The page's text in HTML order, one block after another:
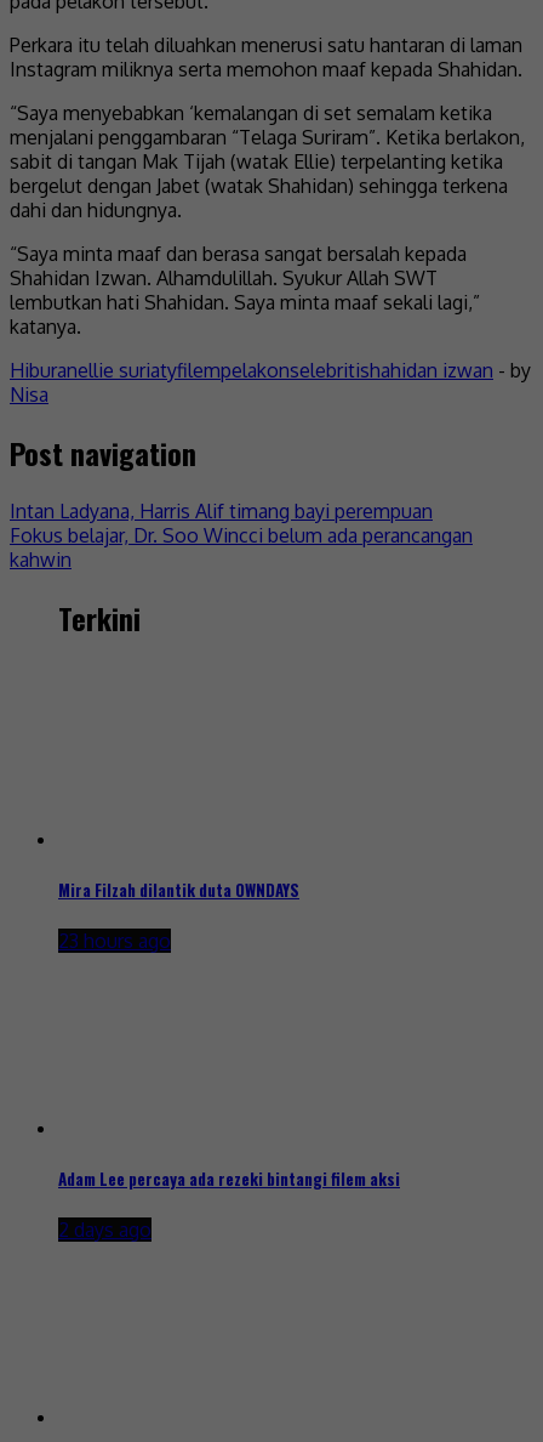
Perkara itu telah diluahkan menerusi satu hantaran di laman
Instagram miliknya serta memohon maaf kepada Shahidan.
“Saya menyebabkan ‘kemalangan di set semalam ketika
menjalani penggambaran “Telaga Suriram”. Ketika berlakon,
sabit di tangan Mak Tijah (watak Ellie) terpelanting ketika
bergelut dengan Jabet (watak Shahidan) sehingga terkena
dahi dan hidungnya.
“Saya minta maaf dan berasa sangat bersalah kepada
Shahidan Izwan. Alhamdulillah. Syukur Allah SWT
lembutkan hati Shahidan. Saya minta maaf sekali lagi,”
katanya.
Hiburanellie suriatyfilempelakonselebritishahidan izwan - by
Nisa
Post navigation
Intan Ladyana, Harris Alif timang bayi perempuan
Fokus belajar, Dr. Soo Wincci belum ada perancangan
kahwin
Terkini
Mira Filzah dilantik duta OWNDAYS
23 hours ago
Adam Lee percaya ada rezeki bintangi filem aksi
2 days ago